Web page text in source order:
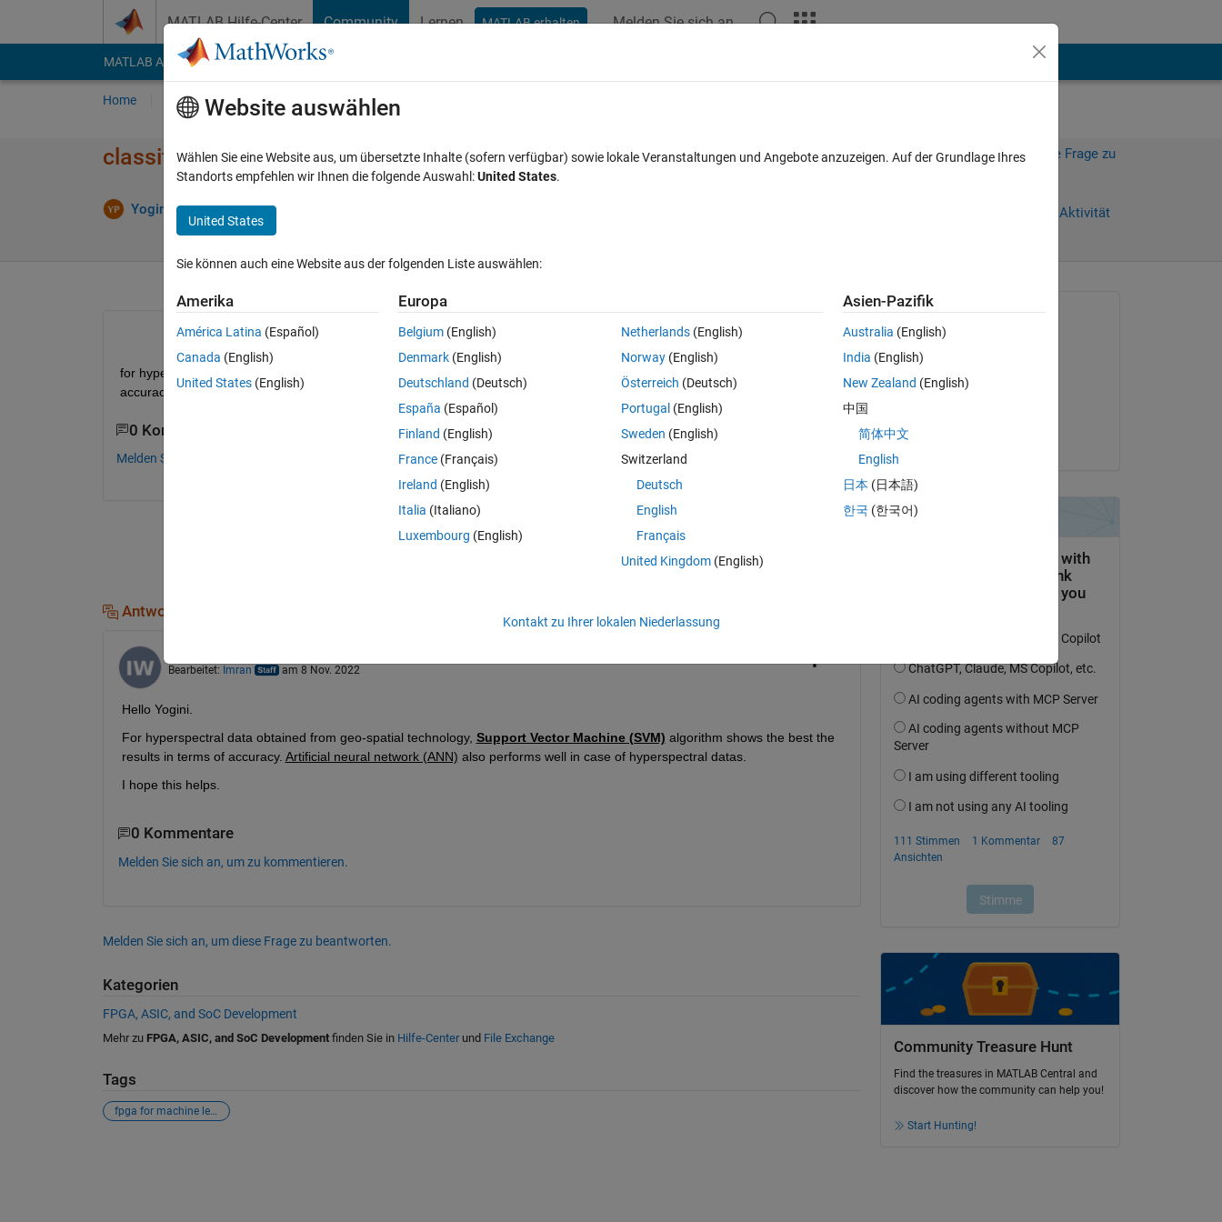
MATLAB Hilfe-Center Community Lernen MATLAB erhalten Melden Sie sich an
MATLAB Answers File Exchange Cody
Home Fragen Antworten Durchsuchen
classification algorithm and FPGA board for hyper spectral data
Yogini Prabhu 31 Dez. 2020
Melden Sie sich an, um diese Frage zu
Anmelden, um Aktivität
0 Stimmen
for hyperspectral data obtained from geo-spatial technology, what would be best classification algorithm (in terms of
accuracy) in Matlab and FPGA board compatible ?
0 Kommentare
Melden Sie sich an, um zu kommentieren.
Melden Sie sich an, um diese Frage zu beantworten.
Weiterleiten Anmelden, um Aktivität zu verfolgen
Antworten (1)
Bearbeitet: Imran am 8 Nov. 2022
Hello Yogini.
For hyperspectral data obtained from geo-spatial technology, Support Vector Machine (SVM) algorithm shows the best the
results in terms of accuracy. Artificial neural network (ANN) also performs well in case of hyperspectral datas.
I hope this helps.
0 Kommentare
Melden Sie sich an, um zu kommentieren.
Melden Sie sich an, um diese Frage zu beantworten.
Kategorien
FPGA, ASIC, and SoC Development
Mehr zu FPGA, ASIC, and SoC Developmentfinden Sie in Hilfe-Centerund File Exchange
Tags
fpga for machine learning
Yogini Prabhu
am 31 Dez. 2020
am 8 Nov. 2022
Community Treasure Hunt
Find the treasures in MATLAB Central and
discover how the community can help you!
Start Hunting!
Website auswählen
Wählen Sie eine Website aus, um übersetzte Inhalte (sofern verfügbar) sowie lokale Veranstaltungen und Angebote anzuzeigen. Auf der Grundlage Ihres
Standorts empfehlen wir Ihnen die folgende Auswahl:United States.
United States
Sie können auch eine Website aus der folgenden Liste auswählen:
Amerika
América Latina (Español)
Canada (English)
United States (English)
Europa
Belgium (English)
Denmark (English)
Deutschland (Deutsch)
España (Español)
Finland (English)
France (Français)
Ireland (English)
Italia (Italiano)
Luxembourg (English)
Netherlands(English)
Norway(English)
Österreich (Deutsch)
Portugal (English)
Sweden (English)
Switzerland
Deutsch
English
Français
United Kingdom(English)
Asien-Pazifik
Australia (English)
India (English)
New Zealand (English)
中国
简体中文
English
日本 (日本語)
한국 (한국어)
Kontakt zu Ihrer lokalen Niederlassung